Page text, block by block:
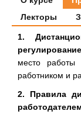
Лекторы
1.
место работы
работником и
2. Правила